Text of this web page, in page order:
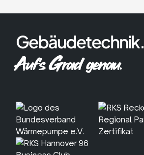
Gebäudetechnik.
Auf's Grad genau.